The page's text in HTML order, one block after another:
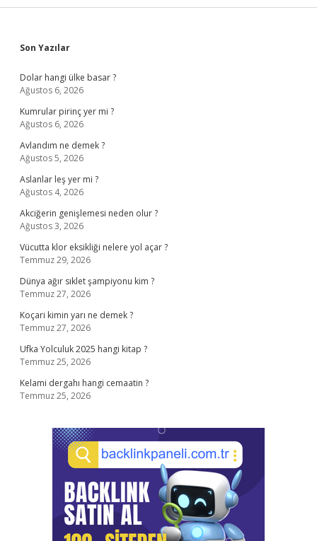
Sidebar
Son Yazılar
Dolar hangi ülke basar ?
Ağustos 6, 2026
Kumrular pirinç yer mi ?
Ağustos 6, 2026
Avlandım ne demek ?
Ağustos 5, 2026
Aslanlar leş yer mi ?
Ağustos 4, 2026
Akciğerin genişlemesi neden olur ?
Ağustos 3, 2026
Vücutta klor eksikliği nelere yol açar ?
Temmuz 29, 2026
Dünya ağır sıklet şampiyonu kim ?
Temmuz 27, 2026
Koçari kimin yarı ne demek ?
Temmuz 27, 2026
Ufka Yolculuk 2025 hangi kitap ?
Temmuz 25, 2026
Kelami dergahı hangi cemaatin ?
Temmuz 25, 2026